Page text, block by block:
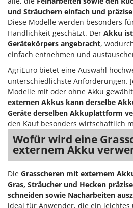
und Sträuchern einfach und
Diese Modelle werden besonders
Handlichkeit geschätzt. Der Akku
Gerätekörpers angebracht,
einfach entnehmen und
AgriEuro bietet eine Auswahl
unterschiedlichste Anforderungen.
Modelle mit oder ohne Akku
externen Akkus kann derselbe
Geräte derselben Akkuplattform
den Kauf besonders wirtschaftlich
Wofür wird eine
externem Akku
Die Grasscheren mit externem
Gras, Sträucher und Hecken
schneiden sowie Nacharbeiten
ideal für Anwender, die ein